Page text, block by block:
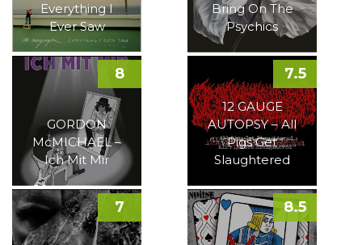
Everything I
Ever Saw
Bring On The
Psychics
GORDON
McMICHAEL –
Ich Mit Mir
8
12 GAUGE
AUTOPSY – All
Pigs Get
Slaughtered
7.5
7 8.5